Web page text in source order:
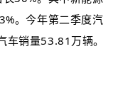
。今年第二季度汽
销量53.81万辆。